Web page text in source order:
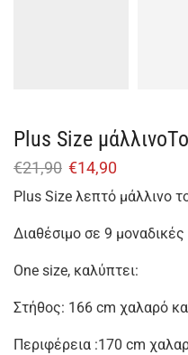
Plus Size
€21,90 €14,90
Plus Size λεπτό μάλλινο
Διαθέσιμο σε 9
One size, καλύπτει:
Στήθος: 166 cm χαλαρό
Περιφέρεια :170 cm